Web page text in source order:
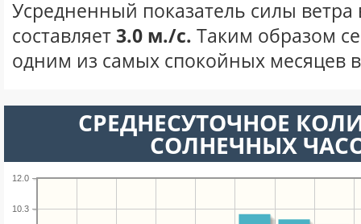
Усредненный показатель силы ветра
составляет3.0 м./с. Таким образом
одним из самых спокойных месяцев
СРЕДНЕСУТОЧНОЕ
СОЛНЕЧНЫХ
10.3
12.0